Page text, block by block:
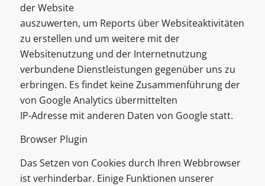
der Website
auszuwerten, um Reports über Websiteaktivitäten
zu erstellen und um weitere mit der
Websitenutzung und der Internetnutzung
verbundene Dienstleistungen gegenüber uns zu
erbringen. Es findet keine Zusammenführung der
von Google Analytics übermittelten
IP-Adresse mit anderen Daten von Google statt.
Browser Plugin
Das Setzen von Cookies durch Ihren Webbrowser
ist verhinderbar. Einige Funktionen unserer